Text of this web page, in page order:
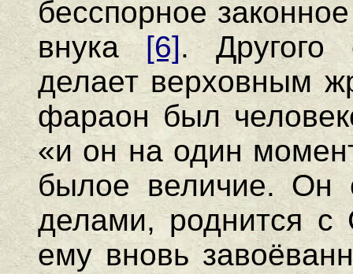
бесспорное
внука [6]. Другого
делает верховным
фараон был
«и он на один
былое величие. Он
делами, роднится
ему вновь